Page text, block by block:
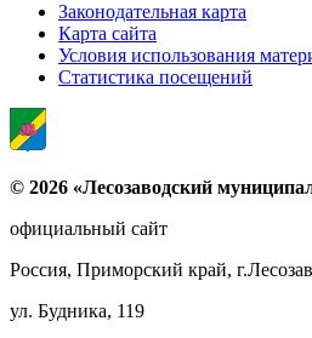
Законодательная карта
Карта сайта
Условия использования
Статистика посещений
© 2026 «Лесозаводский
официальный сайт
Россия, Приморский край,
ул. Будника, 119